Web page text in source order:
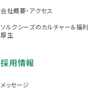
会社概要・アクセス
ソルクシーズのカルチャー＆福利
厚生
採用情報
メッセージ